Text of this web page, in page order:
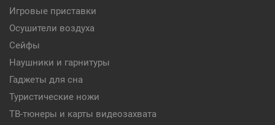
Игровые приставки
Осушители воздуха
Сейфы
Наушники и гарнитуры
Гаджеты для сна
Туристические ножи
ТВ-тюнеры и карты видеозахвата